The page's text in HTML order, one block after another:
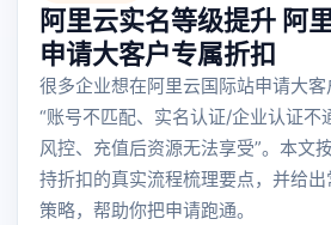
阿里云实名等级提升 阿
申请大客户专属折扣
很多企业想在阿里云国际站申请大
“账号不匹配、实名认证/企业认证不
风控、充值后资源无法享受”。本文
持折扣的真实流程梳理要点，并给
策略，帮助你把申请跑通。